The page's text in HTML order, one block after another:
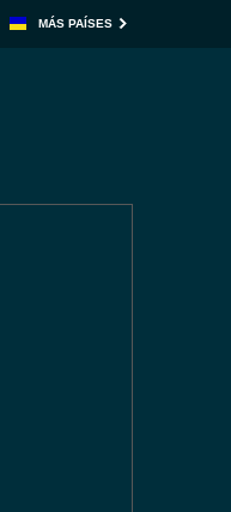
MÁS PAÍSES